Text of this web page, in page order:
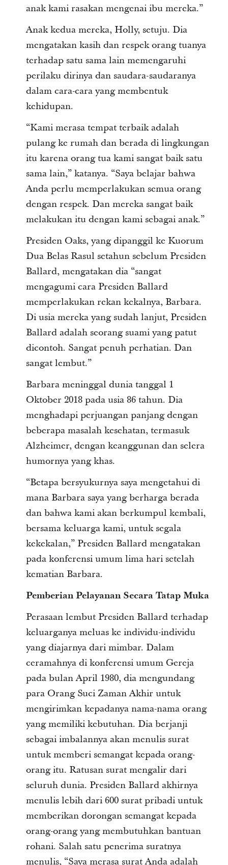
anak kami rasakan mengenai ibu mereka.”
Anak kedua mereka, Holly, setuju. Dia
mengatakan kasih dan respek orang tuanya
terhadap satu sama lain memengaruhi
perilaku dirinya dan saudara-saudaranya
dalam cara-cara yang membentuk
kehidupan.
“Kami merasa tempat terbaik adalah
pulang ke rumah dan berada di lingkungan
itu karena orang tua kami sangat baik satu
sama lain,” katanya. “Saya belajar bahwa
Anda perlu memperlakukan semua orang
dengan respek. Dan mereka sangat baik
melakukan itu dengan kami sebagai anak.”
Presiden Oaks, yang dipanggil ke Kuorum
Dua Belas Rasul setahun sebelum Presiden
Ballard, mengatakan dia “sangat
mengagumi cara Presiden Ballard
memperlakukan rekan kekalnya, Barbara.
Di usia mereka yang sudah lanjut, Presiden
Ballard adalah seorang suami yang patut
dicontoh. Sangat penuh perhatian. Dan
sangat lembut.”
Barbara meninggal dunia tanggal 1
Oktober 2018 pada usia 86 tahun. Dia
menghadapi perjuangan panjang dengan
beberapa masalah kesehatan, termasuk
Alzheimer, dengan keanggunan dan selera
humornya yang khas.
“Betapa bersyukurnya saya mengetahui di
mana Barbara saya yang berharga berada
dan bahwa kami akan berkumpul kembali,
bersama keluarga kami, untuk segala
kekekalan,” Presiden Ballard mengatakan
pada konferensi umum lima hari setelah
kematian Barbara.
Pemberian Pelayanan Secara Tatap Muka
Perasaan lembut Presiden Ballard terhadap
keluarganya meluas ke individu-individu
yang diajarnya dari mimbar. Dalam
ceramahnya di konferensi umum Gereja
pada bulan April 1980, dia mengundang
para Orang Suci Zaman Akhir untuk
mengirimkan kepadanya nama-nama orang
yang memiliki kebutuhan. Dia berjanji
sebagai imbalannya akan menulis surat
untuk memberi semangat kepada orang-
orang itu. Ratusan surat mengalir dari
seluruh dunia. Presiden Ballard akhirnya
menulis lebih dari 600 surat pribadi untuk
memberikan dorongan semangat kepada
orang-orang yang membutuhkan bantuan
rohani. Salah satu penerima suratnya
menulis, “Saya merasa surat Anda adalah